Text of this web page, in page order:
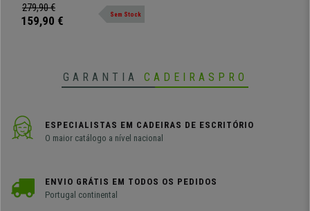
extra comodidade para o seu
espaço.
279,90 €
159,90 € Sem Stock
GARANTIA CADEIRASPRO
ESPECIALISTAS EM CADEIRAS DE ESCRITÓRIO
O maior catálogo a nível nacional
ENVIO GRÁTIS EM TODOS OS PEDIDOS
Portugal continental